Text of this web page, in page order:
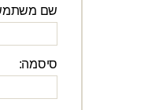
שם
סיסמה: